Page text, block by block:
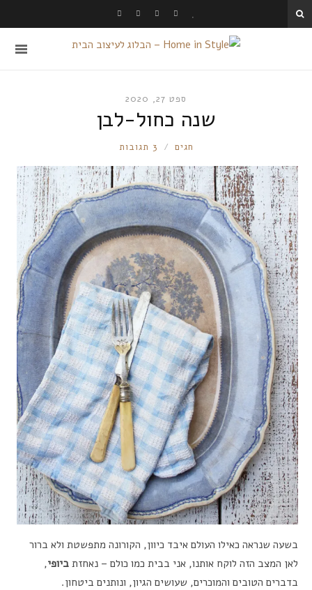
ספט 27, 2020
שנה כחול-לבן
RONNIE
חגים 3 תגובות
בשעה שנראה כאילו העולם איבד כיוון, הקורונה מתפשטת ולא ברור
לאן המצב הזה לוקח אותנו, אני בבית כמו כולם – נאחזת ביופי,
בדברים הטובים והמוכרים, שעושים הגיון, ונותנים ביטחון.